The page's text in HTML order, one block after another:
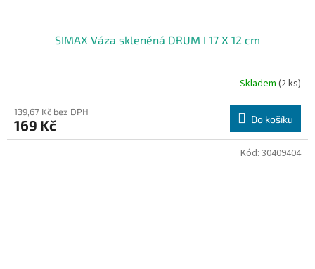
SIMAX Váza skleněná DRUM I 17 X 12 cm
Skladem (2 ks)
139,67 Kč bez DPH
169 Kč Do košíku
Kód: 30409404